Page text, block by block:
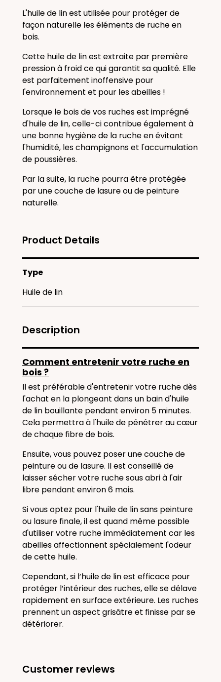
L'huile de lin est utilisée pour protéger de
façon naturelle les éléments de ruche en
bois.
Cette huile de lin est extraite par première
pression à froid ce qui garantit sa qualité. Elle
est parfaitement inoffensive pour
l'environnement et pour les abeilles !
Lorsque le bois de vos ruches est imprégné
d'huile de lin, celle-ci contribue également à
une bonne hygiène de la ruche en évitant
l'humidité, les champignons et l'accumulation
de poussières.
Par la suite, la ruche pourra être protégée
par une couche de lasure ou de peinture
naturelle.
Product Details
Type
Huile de lin
Description
Comment entretenir votre ruche en
bois ?
Il est préférable d'entretenir votre ruche dès
l'achat en la plongeant dans un bain d'huile
de lin bouillante pendant environ 5 minutes.
Cela permettra à l'huile de pénétrer au cœur
de chaque fibre de bois.
Ensuite, vous pouvez poser une couche de
peinture ou de lasure. Il est conseillé de
laisser sécher votre ruche sous abri à l'air
libre pendant environ 6 mois.
Si vous optez pour l'huilede linsans peinture
ou lasure finale, il est quand même possible
d'utiliser votre rucheimmédiatement car les
abeilles affectionnent spécialement l'odeur
de cette huile.
Cependant, si l’huile de lin est efficace pour
protéger l’intérieur des ruches, elle se délave
rapidement en surface extérieure. Les ruches
prennent un aspect grisâtre et finisse par se
détériorer.
Customer reviews